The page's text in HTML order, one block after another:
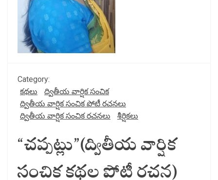
Category:
కథలు
ద్వితీయ వార్షిక సంచిక
ద్వితీయ వార్షిక సంచిక పోటీ రచనలు
ద్వితీయ వార్షిక సంచిక రచనలు
శీర్షికలు
“చప్పట్లు”(ద్వితీయ వార్షిక